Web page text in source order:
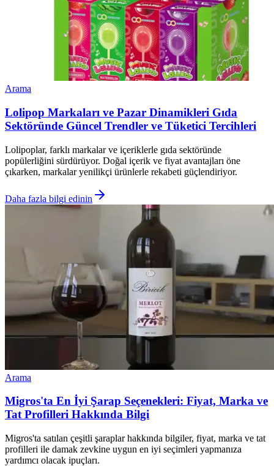
Arama
Lolipop Markaları ve Pazar Dinamikleri Gıda
Sektöründe Güncel Trendler ve Tüketici Tercihleri
Lolipoplar, farklı markalar ve içeriklerle gıda sektöründe
popülerliğini sürdürüyor. Doğal içerik ve fiyat avantajları öne
çıkarken, markalar yenilikçi ürünlerle rekabeti güçlendiriyor.
Daha fazla bilgi edinin
Arama
Migros'ta En İyi Şarap Seçenekleri: Fiyat, Marka ve
Tat Profilleri Hakkında Bilgi
Migros'ta satılan çeşitli şaraplar hakkında bilgiler, fiyat, marka ve tat
profilleri ile damak zevkine uygun en iyi seçimleri yapmanıza
yardımcı olacak ipuçları.